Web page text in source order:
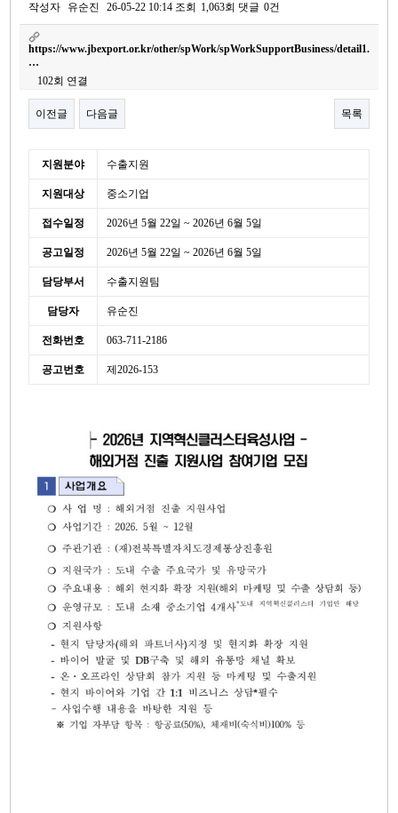
작성자 유순진 26-05-22 10:14 조회 1,063회 댓글 0건
https://www.jbexport.or.kr/other/spWork/spWorkSupportBusiness/detail1.
…
102회 연결
이전글 다음글 목록
본문
지원분야 수출지원
지원대상 중소기업
접수일정 2026년 5월 22일 ~ 2026년 6월 5일
공고일정 2026년 5월 22일 ~ 2026년 6월 5일
담당부서 수출지원팀
담당자 유순진
전화번호 063-711-2186
공고번호 제2026-153